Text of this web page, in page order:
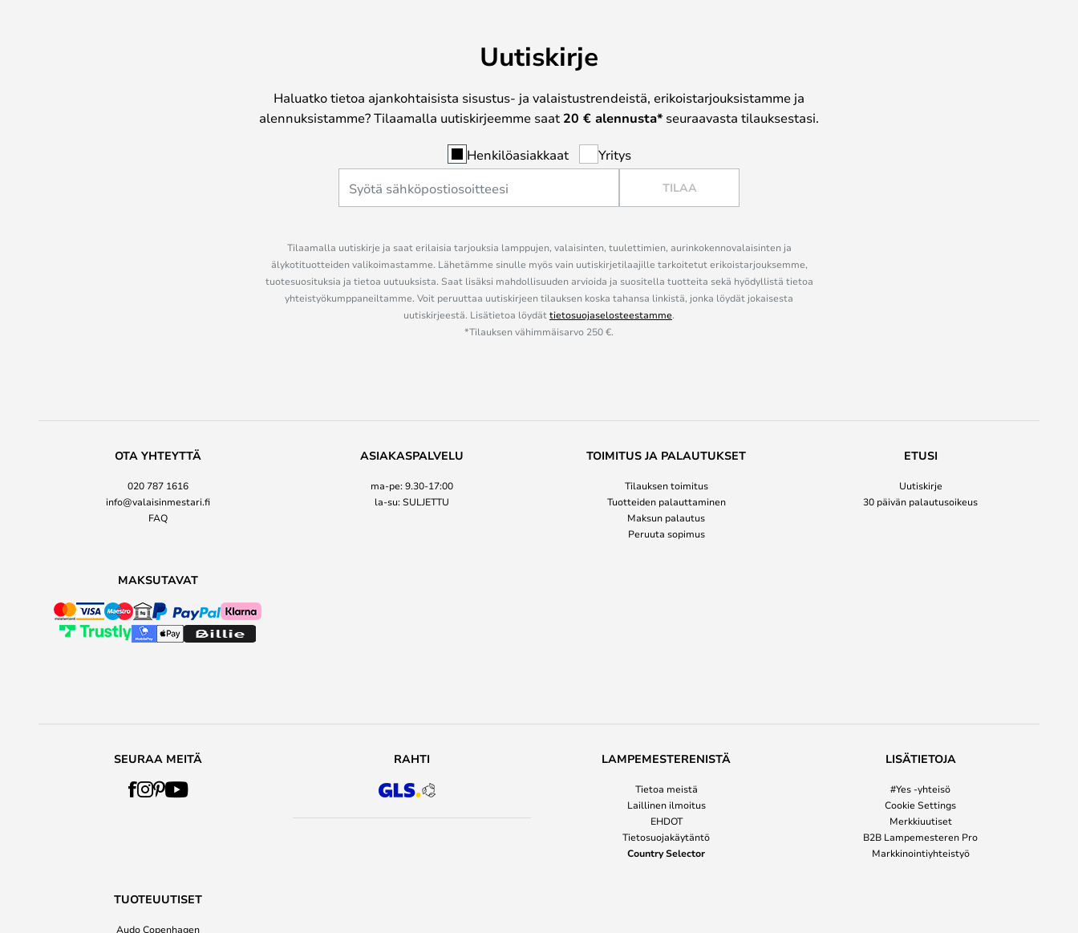
Uutiskirje
Haluatko tietoa ajankohtaisista sisustus- ja valaistustrendeistä, erikoistarjouksistamme ja
alennuksistamme? Tilaamalla uutiskirjeemme saat 20 € alennusta* seuraavasta tilauksestasi.
Henkilöasiakkaat Yritys
TILAA
Tilaamalla uutiskirje ja saat erilaisia tarjouksia lamppujen, valaisinten, tuulettimien, aurinkokennovalaisinten ja
älykotituotteiden valikoimastamme. Lähetämme sinulle myös vain uutiskirjetilaajille tarkoitetut erikoistarjouksemme,
tuotesuosituksia ja tietoa uutuuksista. Saat lisäksi mahdollisuuden arvioida ja suositella tuotteita sekä hyödyllistä tietoa
yhteistyökumppaneiltamme. Voit peruuttaa uutiskirjeen tilauksen koska tahansa linkistä, jonka löydät jokaisesta
uutiskirjeestä. Lisätietoa löydättietosuojaselosteestamme.
*Tilauksen vähimmäisarvo 250 €.
OTA YHTEYTTÄ
020 787 1616
info@valaisinmestari.fi
FAQ
ASIAKASPALVELU
ma-pe: 9.30-17:00
la-su: SULJETTU
TOIMITUS JA PALAUTUKSET
Tilauksen toimitus
Tuotteiden palauttaminen
Maksun palautus
Peruuta sopimus
ETUSI
Uutiskirje
30 päivän palautusoikeus
MAKSUTAVAT
SEURAA MEITÄ RAHTI LAMPEMESTERENISTÄ
Tietoa meistä
Laillinen ilmoitus
EHDOT
Tietosuojakäytäntö
Country Selector
LISÄTIETOJA
#Yes -yhteisö
Cookie Settings
Merkkiuutiset
B2B Lampemesteren Pro
Markkinointiyhteistyö
TUOTEUUTISET
Audo Copenhagen